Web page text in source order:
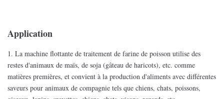
Application
1. La machine flottante de traitement de farine de poisson utilise des
restes d'animaux de maïs, de soja (gâteau de haricots), etc. comme
matières premières, et convient à la production d'aliments avec différentes
saveurs pour animaux de compagnie tels que chiens, chats, poissons,